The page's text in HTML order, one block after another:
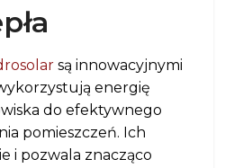
są innowacyjnymi
energię
do efektywnego
pomieszczeń. Ich
i pozwala znacząco